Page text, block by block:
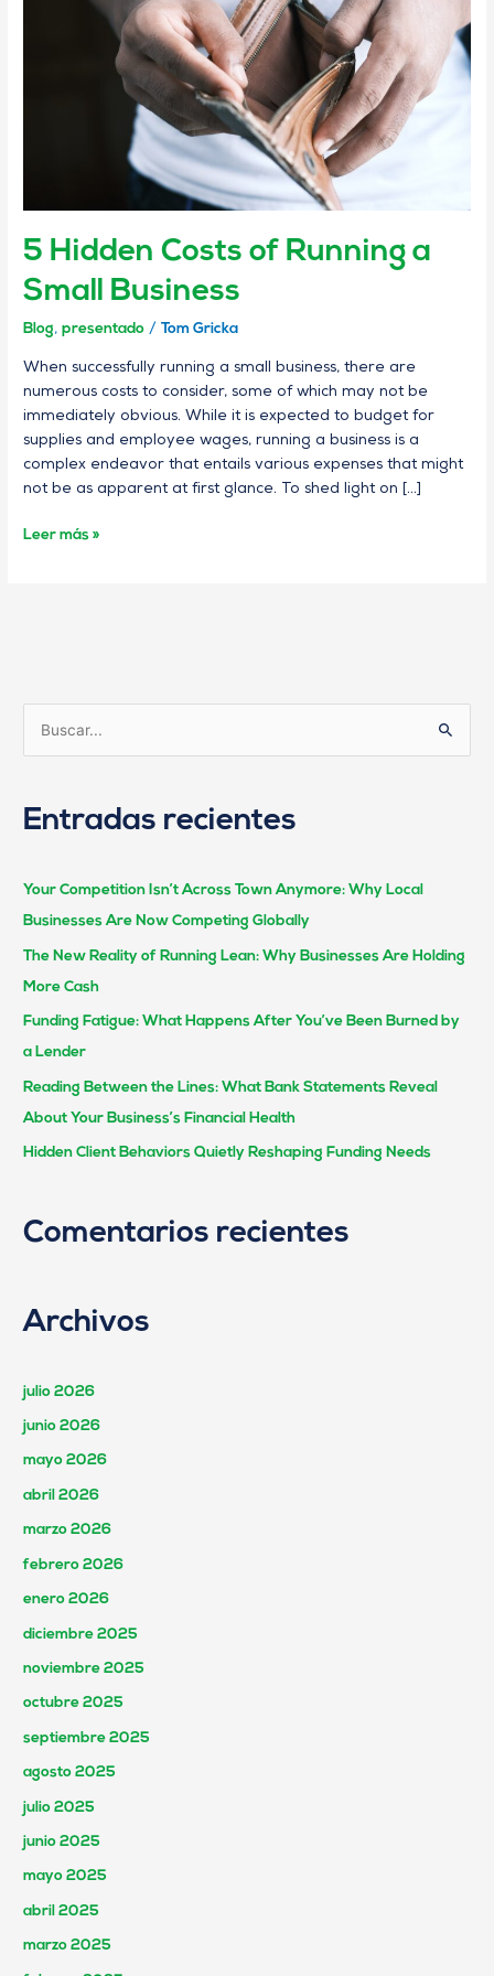
5 Hidden Costs of Running a
Small Business
Blog,presentado / Tom Gricka
When successfully running a small business, there are
numerous costs to consider, some of which may not be
immediately obvious. While it is expected to budget for
supplies and employee wages, running a business is a
complex endeavor that entails various expenses that might
not be as apparent at first glance. To shed light on […]
Leer más »
c
r
:
Entradas recientes
Your Competition Isn’t Across Town Anymore: Why Local
Businesses Are Now Competing Globally
The New Reality of Running Lean: Why Businesses Are Holding
More Cash
Funding Fatigue: What Happens After You’ve Been Burned by
a Lender
Reading Between the Lines: What Bank Statements Reveal
About Your Business’s Financial Health
Hidden Client Behaviors Quietly Reshaping Funding Needs
Comentarios recientes
Archivos
julio 2026
junio 2026
mayo 2026
abril 2026
marzo 2026
febrero 2026
enero 2026
diciembre 2025
noviembre 2025
octubre 2025
septiembre 2025
agosto 2025
julio 2025
junio 2025
mayo 2025
abril 2025
marzo 2025